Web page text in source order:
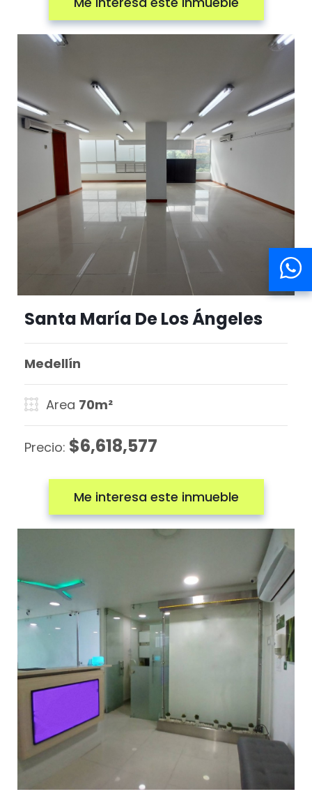
Santa María De Los Ángeles
Medellín
Area 70m²
Precio: $6,618,577
Me interesa este inmueble